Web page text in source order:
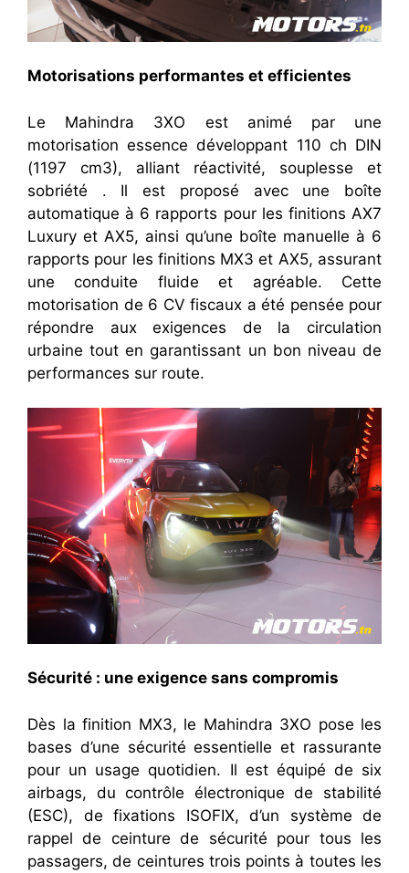
Motorisations performantes et efficientes
Le Mahindra 3XO est animé par une
motorisation essence développant 110 ch DIN
(1197 cm3), alliant réactivité, souplesse et
sobriété . Il est proposé avec une boîte
automatique à 6 rapports pour les finitions AX7
Luxury et AX5, ainsi qu’une boîte manuelle à 6
rapports pour les finitions MX3 et AX5, assurant
une conduite fluide et agréable. Cette
motorisation de 6 CV fiscaux a été pensée pour
répondre aux exigences de la circulation
urbaine tout en garantissant un bon niveau de
performances sur route.
Sécurité : une exigence sans compromis
Dès la finition MX3, le Mahindra 3XO pose les
bases d’une sécurité essentielle et rassurante
pour un usage quotidien. Il est équipé de six
airbags, du contrôle électronique de stabilité
(ESC), de fixations ISOFIX, d’un système de
rappel de ceinture de sécurité pour tous les
passagers, de ceintures trois points à toutes les